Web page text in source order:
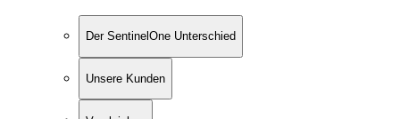
Der SentinelOne Unterschied
Unsere Kunden